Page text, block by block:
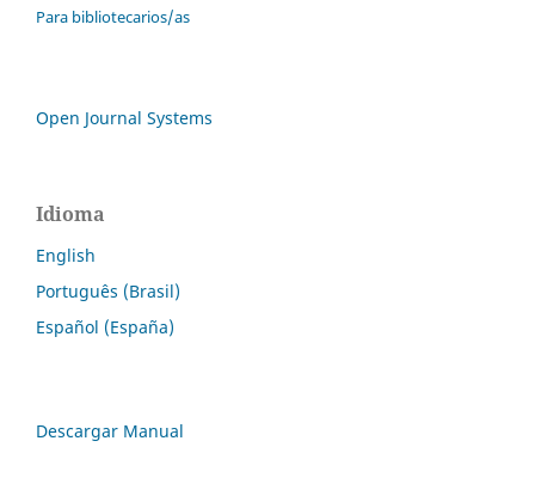
Para bibliotecarios/as
Open Journal Systems
Idioma
English
Português (Brasil)
Español (España)
Descargar Manual